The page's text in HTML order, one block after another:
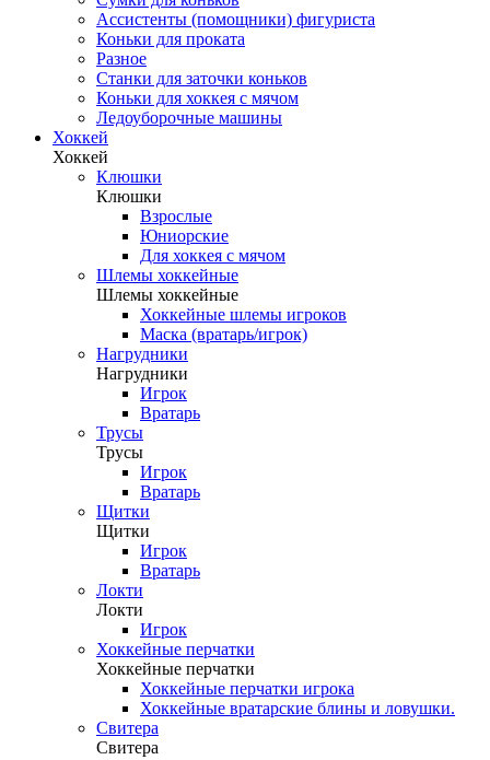
Ассистенты (помощники) фигуриста
Коньки для проката
Разное
Станки для заточки коньков
Коньки для хоккея с мячом
Ледоуборочные машины
Хоккей
Хоккей
Клюшки
Клюшки
Взрослые
Юниорские
Для хоккея с мячом
Шлемы хоккейные
Шлемы хоккейные
Хоккейные шлемы игроков
Маска (вратарь/игрок)
Нагрудники
Нагрудники
Игрок
Вратарь
Трусы
Трусы
Игрок
Вратарь
Щитки
Щитки
Игрок
Вратарь
Локти
Локти
Игрок
Хоккейные перчатки
Хоккейные перчатки
Хоккейные перчатки игрока
Хоккейные вратарские блины и ловушки.
Свитера
Свитера